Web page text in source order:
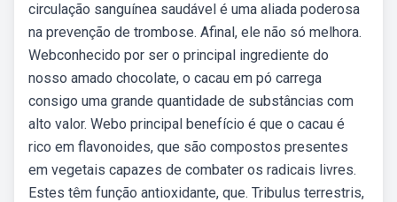
circulação sanguínea saudável é uma aliada poderosa
na prevenção de trombose. Afinal, ele não só melhora.
Webconhecido por ser o principal ingrediente do
nosso amado chocolate, o cacau em pó carrega
consigo uma grande quantidade de substâncias com
alto valor. Webo principal benefício é que o cacau é
rico em flavonoides, que são compostos presentes
em vegetais capazes de combater os radicais livres.
Estes têm função antioxidante, que. Tribulus terrestris,